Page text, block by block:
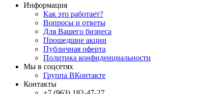
Информация
Как это работает?
Вопросы и ответы
Для Вашего бизнеса
Прошедшие акции
Публичная оферта
Политика конфиденциальности
Мы в соцсетях
Группа ВКонтакте
Контакты